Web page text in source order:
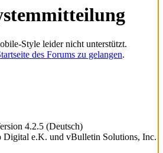
Style leider nicht unterstützt.
des Forums zu gelangen.
4.2.5 (Deutsch)
e.K. und vBulletin Solutions, Inc.